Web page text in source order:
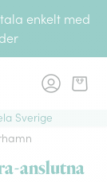
enkelt med
Sverige
anslutna